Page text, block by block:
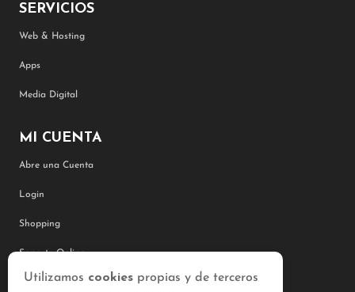
SERVICIOS
Web & Hosting
Apps
Media Digital
MI CUENTA
Abre una Cuenta
Login
Shopping
Soporte Online
Conocimiento
Utilizamos cookies propias y de terceros